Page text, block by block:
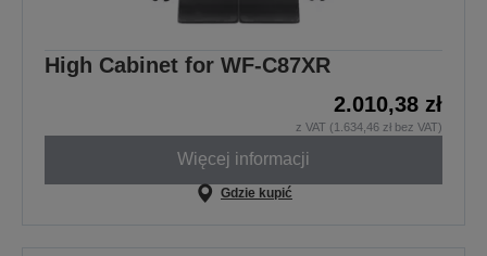
High Cabinet for WF-C87XR
2.010,38 zł
z VAT (1.634,46 zł bez VAT)
Więcej informacji
Gdzie kupić